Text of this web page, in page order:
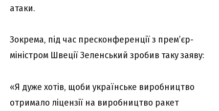
атаки.
Зокрема, під час пресконференції з прем’єр-
міністром Швеції Зеленський зробив таку заяву:
«Я дуже хотів, щоби українське виробництво
отримало ліцензії на виробництво ракет